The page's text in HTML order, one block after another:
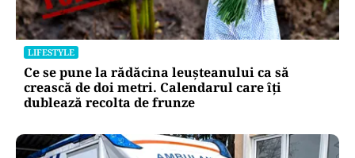
LIFESTYLE
Ce se pune la rădăcina leușteanului ca să
crească de doi metri. Calendarul care îți
dublează recolta de frunze